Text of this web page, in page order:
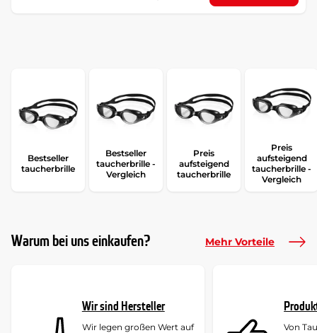
Bestseller
taucherbrille
Bestseller
taucherbrille -
Vergleich
Preis
aufsteigend
taucherbrille
Preis
aufsteigend
taucherbrille -
Vergleich
Warum bei uns einkaufen? Mehr Vorteile
Wir sind Hersteller
Wir legen großen Wert auf
Von